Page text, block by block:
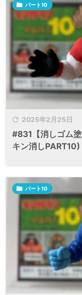
 2025年2月25日
 パート10
#831【消しゴム
キン消しPART10)
 パート10